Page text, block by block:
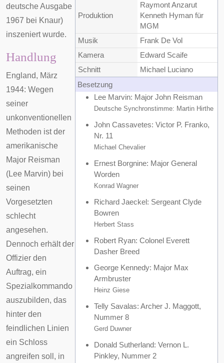
Produktion
Raymont Anzarut
Kenneth Hyman für
MGM
Musik
Frank De Vol
Kamera
Edward Scaife
Schnitt
Michael Luciano
Besetzung
Lee Marvin: Major John Reisman
Deutsche Synchronstimme: Martin Hirthe
John Cassavetes: Victor P. Franko,
Nr. 11
Michael Chevalier
Ernest Borgnine: Major General
Worden
Konrad Wagner
Richard Jaeckel: Sergeant Clyde
Bowren
Herbert Stass
Robert Ryan: Colonel Everett
Dasher Breed
George Kennedy: Major Max
Armbruster
Heinz Giese
Telly Savalas: Archer J. Maggott,
Nummer 8
Gerd Duwner
Donald Sutherland: Vernon L.
Pinkley, Nummer 2
deutsche Ausgabe
1967 bei Knaur)
inszeniert wurde.
Handlung
England, März
1944: Wegen
seiner
unkonventionellen
Methoden ist der
amerikanische
Major Reisman
(Lee Marvin) bei
seinen
Vorgesetzten
schlecht
angesehen.
Dennoch erhält der
Offizier den
Auftrag, ein
Spezialkommando
auszubilden, das
hinter den
feindlichen Linien
ein Schloss
angreifen soll, in